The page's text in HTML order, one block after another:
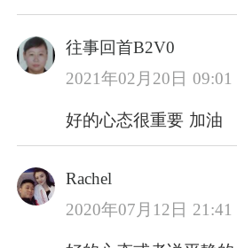
往事回首B2V0
2021年02月20日 09:01
好的心态很重要 加油
Rachel
2020年07月12日 21:41